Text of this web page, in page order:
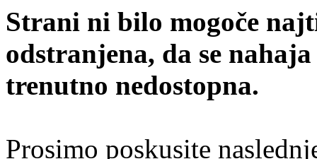
Strani ni bilo mogoče
odstranjena, da se
trenutno nedostopna.
Prosimo poskusite